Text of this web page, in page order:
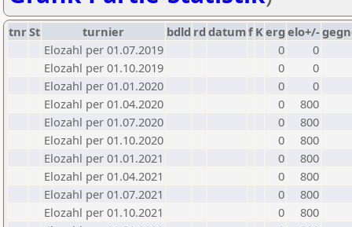
tnrSt turnier bdld rd datumf Kerg elo+/-
Elozahl per 01.07.2019
0
0
Elozahl per 01.10.2019
0
0
Elozahl per 01.01.2020
0
0
Elozahl per 01.04.2020
0
800
Elozahl per 01.07.2020
0
800
Elozahl per 01.10.2020
0
800
Elozahl per 01.01.2021
0
800
Elozahl per 01.04.2021
0
800
Elozahl per 01.07.2021
0
800
Elozahl per 01.10.2021
0
800